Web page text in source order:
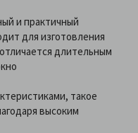
и практичный
для изготовления
длительным
такое
высоким